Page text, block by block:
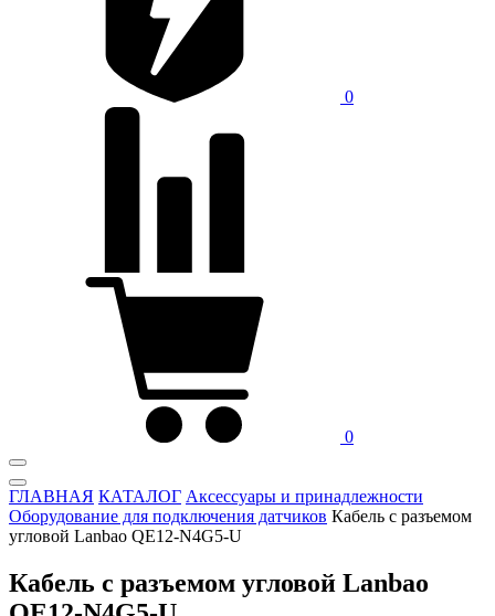
0
0
ГЛАВНАЯ КАТАЛОГ Аксессуары и принадлежности
Оборудование для подключения датчиков Кабель с разъемом
угловой Lanbao QE12-N4G5-U
Кабель с разъемом угловой Lanbao